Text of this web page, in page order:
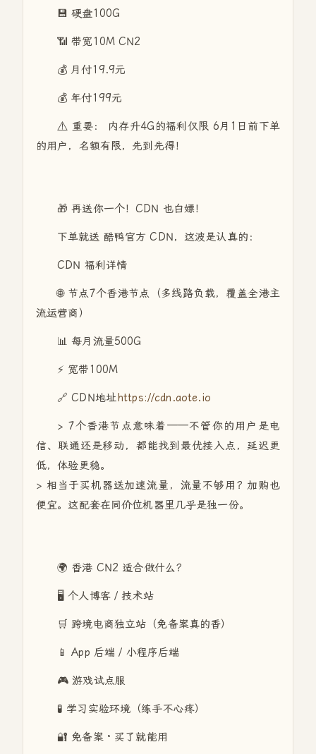
💾 硬盘100G
📶 带宽10M CN2
💰 月付19.9元
💰 年付199元
⚠️ 重要： 内存升4G的福利仅限 6月1日前下单
的用户，名额有限，先到先得！
🎁 再送你一个！CDN 也白嫖！
下单就送 酷鸭官方 CDN，这波是认真的：
CDN 福利详情
🌐 节点7个香港节点（多线路负载，覆盖全港主
流运营商）
📊 每月流量500G
⚡ 宽带100M
🔗 CDN地址https://cdn.aote.io
> 7个香港节点意味着——不管你的用户是电
信、联通还是移动，都能找到最优接入点，延迟更
低，体验更稳。
> 相当于买机器送加速流量，流量不够用？加购也
便宜。这配套在同价位机器里几乎是独一份。
🌍 香港 CN2 适合做什么？
🖥️ 个人博客 / 技术站
🛒 跨境电商独立站（免备案真的香）
📱 App 后端 / 小程序后端
🎮 游戏试点服
🧪 学习实验环境（练手不心疼）
🔐 免备案 · 买了就能用